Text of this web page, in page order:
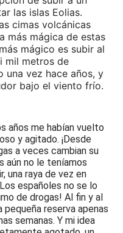
las islas Eolias.
cimas volcánicas
más mágica de estas
mágico es subir al
mil metros de
una vez hace años, y
bajo el viento frío.
años me habían vuelto
y agitado. ¡Desde
a veces cambian su
aún no le teníamos
una raya de vez en
españoles no se lo
de drogas! Al fin y al
reserva apenas
semanas. Y mi idea